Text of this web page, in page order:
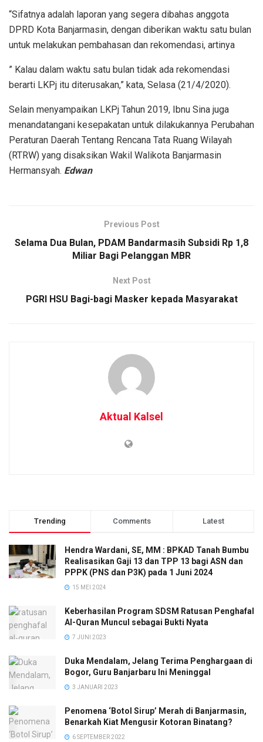
“Sifatnya adalah laporan yang segera dibahas anggota
DPRD Kota Banjarmasin, dengan diberikan waktu satu bulan
untuk melakukan pembahasan dan rekomendasi, artinya
” Kalau dalam waktu satu bulan tidak ada rekomendasi
berarti LKPj itu diterusakan,” kata, Selasa (21/4/2020).
Selain menyampaikan LKPj Tahun 2019, Ibnu Sina juga
menandatangani kesepakatan untuk dilakukannya Perubahan
Peraturan Daerah Tentang Rencana Tata Ruang Wilayah
(RTRW) yang disaksikan Wakil Walikota Banjarmasin
Hermansyah. Edwan
Previous Post
Selama Dua Bulan, PDAM Bandarmasih Subsidi Rp 1,8
Miliar Bagi Pelanggan MBR
Next Post
PGRI HSU Bagi-bagi Masker kepada Masyarakat
Aktual Kalsel
Trending Comments Latest
Hendra Wardani, SE, MM : BPKAD Tanah Bumbu
Realisasikan Gaji 13 dan TPP 13 bagi ASN dan
PPPK (PNS dan P3K) pada 1 Juni 2024
15 MEI 2024
Keberhasilan Program SDSM Ratusan Penghafal
Al-Quran Muncul sebagai Bukti Nyata
7 JUNI 2023
Duka Mendalam, Jelang Terima Penghargaan di
Bogor, Guru Banjarbaru Ini Meninggal
3 JANUARI 2023
Penomena ‘Botol Sirup’ Merah di Banjarmasin,
Benarkah Kiat Mengusir Kotoran Binatang?
6 SEPTEMBER 2022